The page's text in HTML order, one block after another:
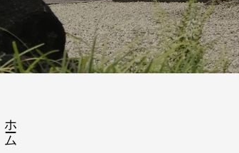
ホーム